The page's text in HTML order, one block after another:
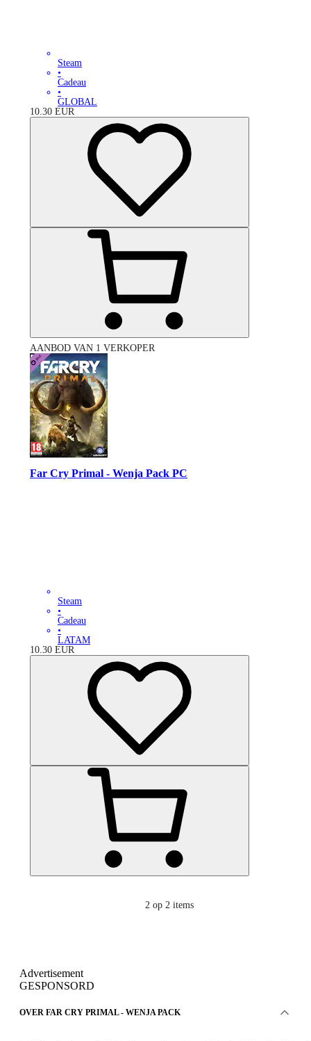
Steam
•
Cadeau
•
GLOBAL
10.30 EUR
AANBOD VAN 1 VERKOPER
Far Cry Primal - Wenja Pack PC
Steam
•
Cadeau
•
LATAM
10.30 EUR
2 op 2 items
Advertisement
GESPONSORD
OVER FAR CRY PRIMAL - WENJA PACK